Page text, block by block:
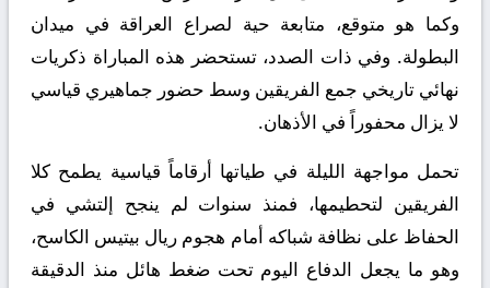
وكما هو متوقع، متابعة حية لصراع العراقة في ميدان
البطولة. وفي ذات الصدد، تستحضر هذه المباراة ذكريات
نهائي تاريخي جمع الفريقين وسط حضور جماهيري قياسي
لا يزال محفوراً في الأذهان.
تحمل مواجهة الليلة في طياتها أرقاماً قياسية يطمح كلا
الفريقين لتحطيمها، فمنذ سنوات لم ينجح إلتشي في
الحفاظ على نظافة شباكه أمام هجوم ريال بيتيس الكاسح،
وهو ما يجعل الدفاع اليوم تحت ضغط هائل منذ الدقيقة